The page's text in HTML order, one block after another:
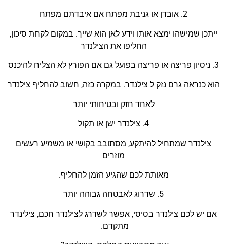
2. אובדן או גניבת מפתח אם איבדתם מפתח
ייתכן שמישהו ימצא אותו וידע לאן הוא שייך. במקום לקחת סיכון,
החליפו את הצילנדר
3. ניסיון פריצה או פריצה בפועל גם אם הפורץ לא הצליח להיכנס
הוא כנראה גרם נזק ל צילנדר. במקרה כזה, חשוב להחליף צילנדר
לאחד חזק ובטיחותי יותר
4. צילנדר ישן או תקול
צילנדר שמתחיל להיתקע, מסתובב בקושי או משמיע רעשים
מוזרים
מאותת לכם שהגיע הזמןלהחליף.
5. שדרוג לאבטחה גבוהה יותר
אם יש לכם צילנדר בסיסי, אפשר לשדרג לצילנדר חכם, צילינדר
מתקדם.